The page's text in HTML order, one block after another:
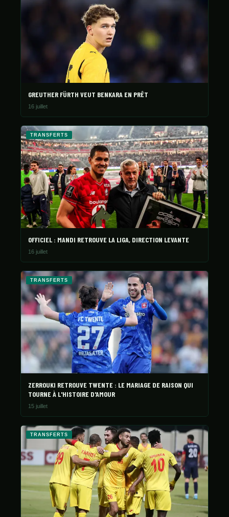
GREUTHER FÜRTH VEUT BENKARA EN PRÊT
16 juillet
TRANSFERTS
OFFICIEL : MANDI RETROUVE LA LIGA, DIRECTION LEVANTE
16 juillet
TRANSFERTS
ZERROUKI RETROUVE TWENTE : LE MARIAGE DE RAISON QUI
TOURNE À L'HISTOIRE D'AMOUR
15 juillet
TRANSFERTS